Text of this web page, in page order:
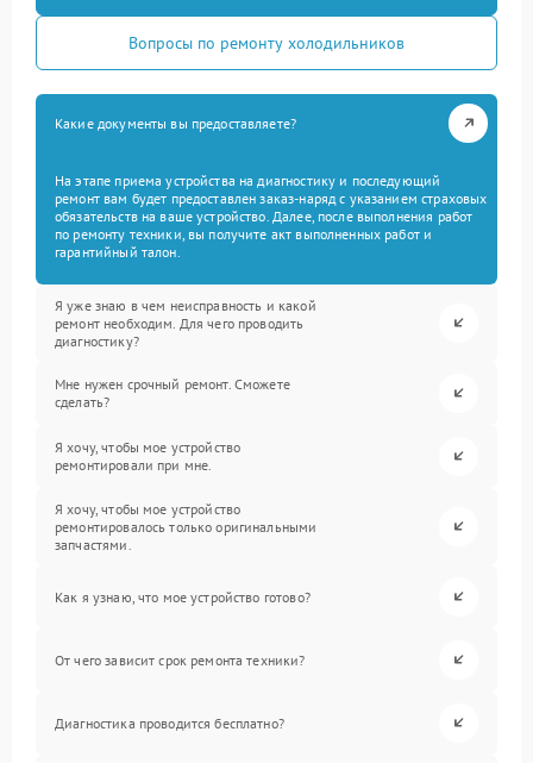
Вопросы по ремонту холодильников
Какие документы вы предоставляете?
На этапе приема устройства на диагностику и последующий
ремонт вам будет предоставлен заказ-наряд с указанием страховых
обязательств на ваше устройство. Далее, после выполнения работ
по ремонту техники, вы получите акт выполненных работ и
гарантийный талон.
Я уже знаю в чем неисправность и какой
ремонт необходим. Для чего проводить
диагностику?
Мне нужен срочный ремонт. Сможете
сделать?
Я хочу, чтобы мое устройство
ремонтировали при мне.
Я хочу, чтобы мое устройство
ремонтировалось только оригинальными
запчастями.
Как я узнаю, что мое устройство готово?
От чего зависит срок ремонта техники?
Диагностика проводится бесплатно?